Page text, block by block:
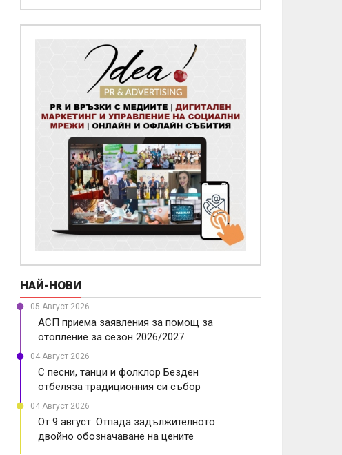
НАЙ-НОВИ
05 Август 2026
АСП приема заявления за помощ за
отопление за сезон 2026/2027
04 Август 2026
С песни, танци и фолклор Безден
отбеляза традиционния си събор
04 Август 2026
От 9 август: Отпада задължителното
двойно обозначаване на цените